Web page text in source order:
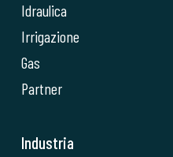
Idraulica
Irrigazione
Gas
Partner
Industria